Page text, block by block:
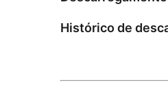
Histórico de